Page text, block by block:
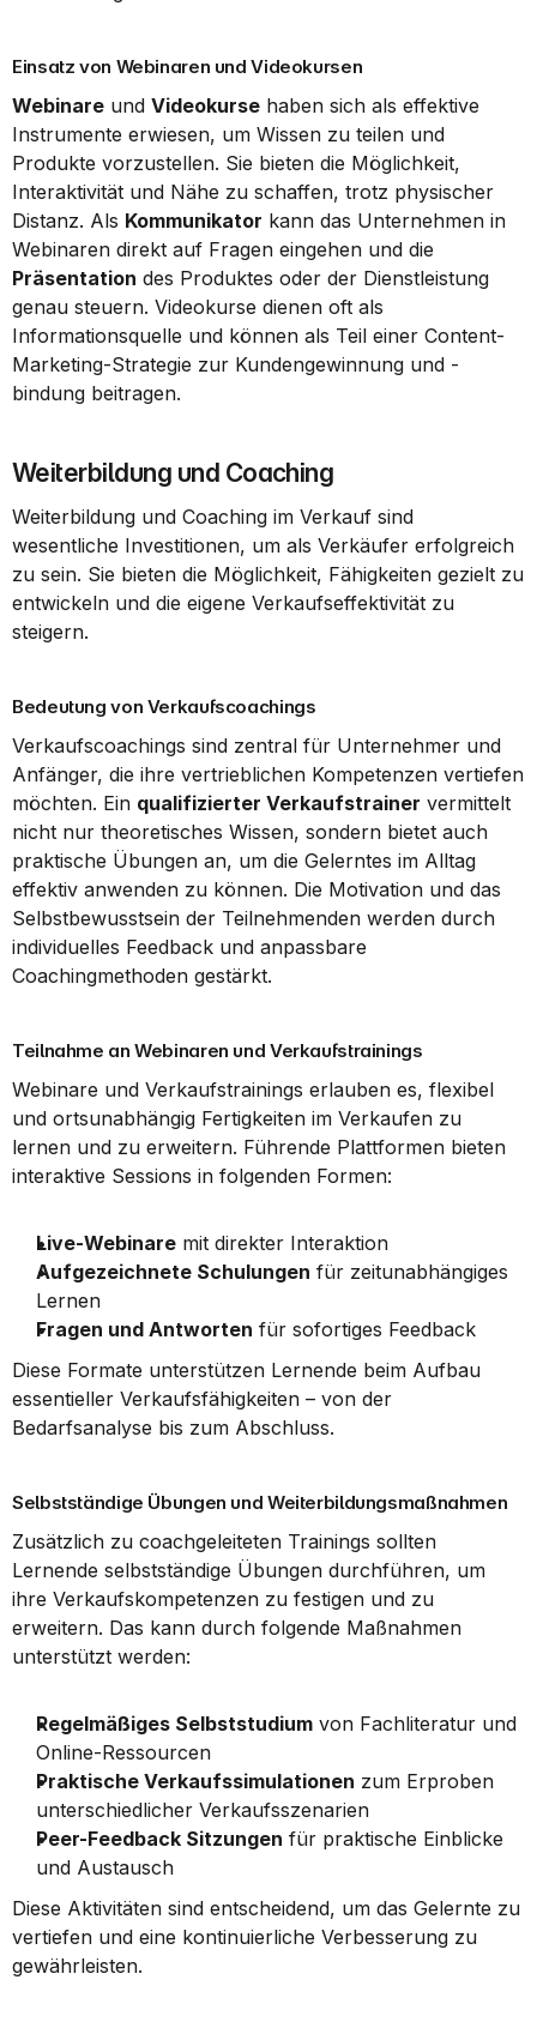
Einsatz von Webinaren und Videokursen
Webinare und Videokurse haben sich als effektive
Instrumente erwiesen, um Wissen zu teilen und
Produkte vorzustellen. Sie bieten die Möglichkeit,
Interaktivität und Nähe zu schaffen, trotz physischer
Distanz. Als Kommunikator kann das Unternehmen in
Präsentation des Produktes oder der Dienstleistung
genau steuern. Videokurse dienen oft als
Informationsquelle und können als Teil einer Content-
Marketing-Strategie zur Kundengewinnung und -
bindung beitragen.
Weiterbildung und Coaching
Weiterbildung und Coaching im Verkauf sind
wesentliche Investitionen, um als Verkäufer erfolgreich
zu sein. Sie bieten die Möglichkeit, Fähigkeiten gezielt zu
entwickeln und die eigene Verkaufseffektivität zu
steigern.
Bedeutung von Verkaufscoachings
Verkaufscoachings sind zentral für Unternehmer und
Anfänger, die ihre vertrieblichen Kompetenzen vertiefen
möchten. Ein qualifizierter Verkaufstrainer vermittelt
nicht nur theoretisches Wissen, sondern bietet auch
praktische Übungen an, um die Gelerntes im Alltag
effektiv anwenden zu können. Die Motivation und das
Selbstbewusstsein der Teilnehmenden werden durch
individuelles Feedback und anpassbare
Coachingmethoden gestärkt.
Teilnahme an Webinaren und Verkaufstrainings
Webinare und Verkaufstrainings erlauben es, flexibel
und ortsunabhängig Fertigkeiten im Verkaufen zu
lernen und zu erweitern. Führende Plattformen bieten
interaktive Sessions in folgenden Formen:
Live-Webinare mit direkter Interaktion
Aufgezeichnete Schulungen für zeitunabhängiges
Lernen
Fragen und Antworten für sofortiges Feedback
Diese Formate unterstützen Lernende beim Aufbau
essentieller Verkaufsfähigkeiten – von der
Bedarfsanalyse bis zum Abschluss.
Selbstständige Übungen und Weiterbildungsmaßnahmen
Zusätzlich zu coachgeleiteten Trainings sollten
Lernende selbstständige Übungen durchführen, um
ihre Verkaufskompetenzen zu festigen und zu
erweitern. Das kann durch folgende Maßnahmen
unterstützt werden:
Regelmäßiges Selbststudium von Fachliteratur und
Online-Ressourcen
Praktische Verkaufssimulationen zum Erproben
unterschiedlicher Verkaufsszenarien
Peer-Feedback Sitzungen für praktische Einblicke
und Austausch
Diese Aktivitäten sind entscheidend, um das Gelernte zu
vertiefen und eine kontinuierliche Verbesserung zu
gewährleisten.